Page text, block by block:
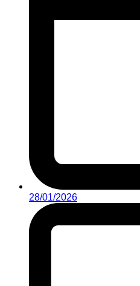
28/01/2026